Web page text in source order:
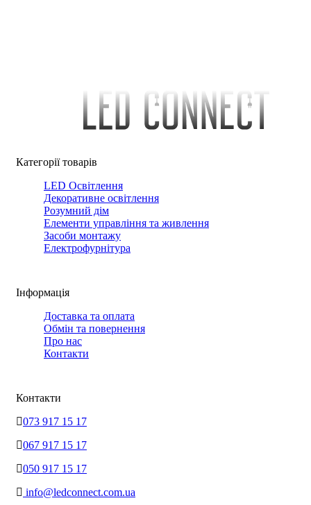
Категорії товарів
LED Освітлення
Декоративне освітлення
Розумний дім
Елементи управління та живлення
Засоби монтажу
Електрофурнітура
Інформація
Доставка та оплата
Обмін та повернення
Про нас
Контакти
Контакти
073 917 15 17
067 917 15 17
050 917 15 17
info@ledconnect.com.ua